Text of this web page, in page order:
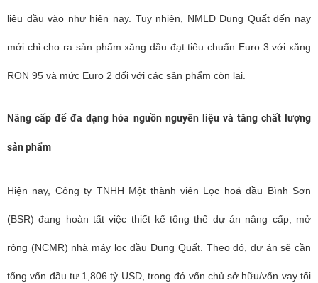
liệu đầu vào như hiện nay. Tuy nhiên, NMLD Dung Quất đến nay
mới chỉ cho ra sản phẩm xăng dầu đạt tiêu chuẩn Euro 3 với xăng
RON 95 và mức Euro 2 đối với các sản phẩm còn lại.
Nâng cấp để đa dạng hóa nguồn nguyên liệu và tăng chất lượng
sản phẩm
Hiện nay, Công ty TNHH Một thành viên Lọc hoá dầu Bình Sơn
(BSR) đang hoàn tất việc thiết kế tổng thể dự án nâng cấp, mở
rộng (NCMR) nhà máy lọc dầu Dung Quất. Theo đó, dự án sẽ cần
tổng vốn đầu tư 1,806 tỷ USD, trong đó vốn chủ sở hữu/vốn vay tối